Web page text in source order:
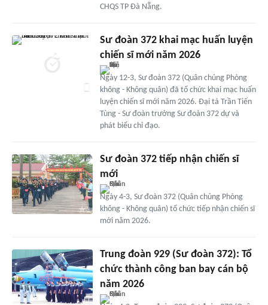
CHQS TP Đà Nẵng.
Sư đoàn 372 khai mạc huấn luyện
chiến sĩ mới năm 2026
Ngày 12-3, Sư đoàn 372 (Quân chủng Phòng
không - Không quân) đã tổ chức khai mạc huấn
luyện chiến sĩ mới năm 2026. Đại tá Trần Tiến
Tùng - Sư đoàn trưởng Sư đoàn 372 dự và
phát biểu chỉ đạo.
Sư đoàn 372 tiếp nhận chiến sĩ
mới
Ngày 4-3, Sư đoàn 372 (Quân chủng Phòng
không - Không quân) tổ chức tiếp nhận chiến sĩ
mới năm 2026.
Trung đoàn 929 (Sư đoàn 372): Tổ
chức thành công ban bay cán bộ
năm 2026